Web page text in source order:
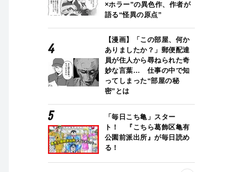
×ホラー”の異色作、作者が
語る“怪異の原点”
【漫画】「この部屋、何か
ありましたか？」郵便配達
員が住人から尋ねられた奇
妙な言葉… 仕事の中で知
ってしまった“部屋の秘
密”とは
「毎日こち亀」スター
ト！ 『こちら葛飾区亀有
公園前派出所』が毎日読め
る！